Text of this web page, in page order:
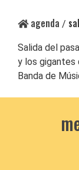
agenda /
Salida del
y los gigantes
Banda de